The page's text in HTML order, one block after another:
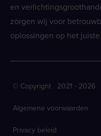
en
zorgen wij voor
oplossingen op het
© Copyright 2021 - 2026
Algemene voorwaarden
Privacy beleid